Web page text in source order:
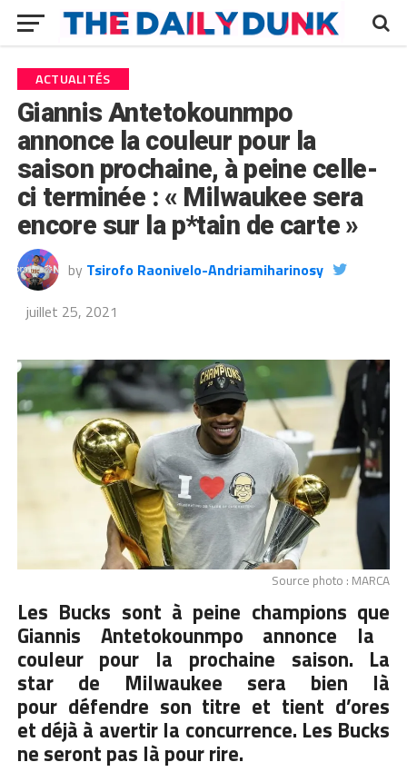
ACTUALITÉS
Giannis Antetokounmpo
annonce la couleur pour la
saison prochaine, à peine celle-
ci terminée : « Milwaukee sera
encore sur la p*tain de carte »
by Tsirofo Raonivelo-Andriamiharinosy
juillet 25, 2021
Source photo : MARCA
Les Bucks sont à peine champions que
Giannis Antetokounmpo annonce la
couleur pour la prochaine saison. La
star de Milwaukee sera bien là
pour défendre son titre et tient d’ores
et déjà à avertir la concurrence. Les Bucks
ne seront pas là pour rire.